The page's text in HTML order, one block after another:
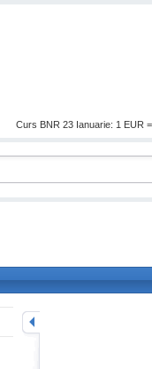
Curs BNR 23 Ianuarie: 1 EUR